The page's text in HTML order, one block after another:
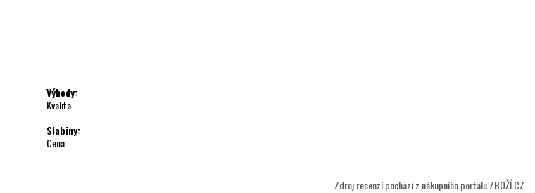
Výhody:
Kvalita
Slabiny:
Cena
Zdroj recenzí pochází z nákupního portálu ZBOŽÍ.CZ